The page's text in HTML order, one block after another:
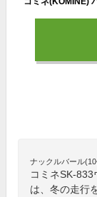
ナックルバール
コミネSK-833
は、冬の走行